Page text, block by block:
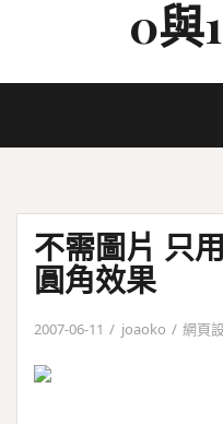
0與
不需圖片 只
圓角效果
2007-06-11 joaoko 網頁